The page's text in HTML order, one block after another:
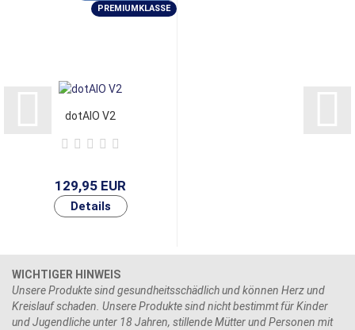
PREMIUMKLASSE
dotAIO V2
129,95 EUR
WICHTIGER HINWEIS
Unsere Produkte sind gesundheitsschädlich und können Herz und
Kreislauf schaden. Unsere Produkte sind nicht bestimmt für Kinder
und Jugendliche unter 18 Jahren, stillende Mütter und Personen mit